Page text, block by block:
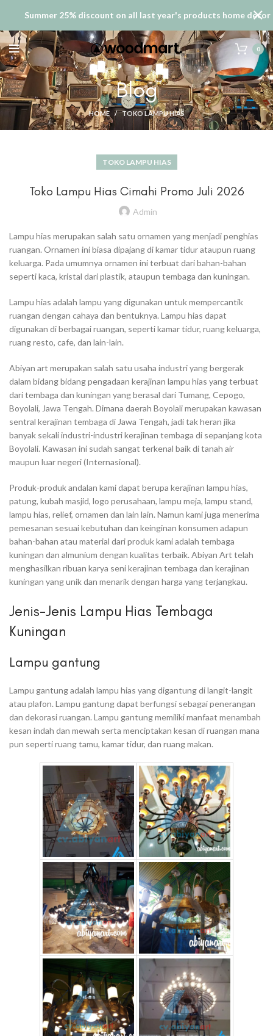
0
Blog
HOME TOKO LAMPU HIAS
TOKO LAMPU HIAS
Toko Lampu Hias Cimahi Promo Juli 2026
Admin
Lampu hias merupakan salah satu ornamen yang menjadi penghias
ruangan. Ornamen ini biasa dipajang di kamar tidur ataupun ruang
keluarga. Pada umumnya ornamen ini terbuat dari bahan-bahan
seperti kaca, kristal dari plastik, ataupun tembaga dan kuningan.
Lampu hias adalah lampu yang digunakan untuk mempercantik
ruangan dengan cahaya dan bentuknya. Lampu hias dapat
digunakan di berbagai ruangan, seperti kamar tidur, ruang keluarga,
ruang resto, cafe, dan lain-lain.
Abiyan art merupakan salah satu usaha industri yang bergerak
dalam bidang bidang pengadaan kerajinan lampu hias yang terbuat
dari tembaga dan kuningan yang berasal dari Tumang, Cepogo,
Boyolali, Jawa Tengah. Dimana daerah Boyolali merupakan kawasan
sentral kerajinan tembaga di Jawa Tengah, jadi tak heran jika
banyak sekali industri-industri kerajinan tembaga di sepanjang kota
Boyolali. Kawasan ini sudah sangat terkenal baik di tanah air
maupun luar negeri (Internasional).
Produk-produk andalan kami dapat berupa kerajinan lampu hias,
patung, kubah masjid, logo perusahaan, lampu meja, lampu stand,
lampu hias, relief, ornamen dan lain lain. Namun kami juga menerima
pemesanan sesuai kebutuhan dan keinginan konsumen adapun
bahan-bahan atau material dari produk kami adalah tembaga
kuningan dan almunium dengan kualitas terbaik. Abiyan Art telah
menghasilkan ribuan karya seni kerajinan tembaga dan kerajinan
kuningan yang unik dan menarik dengan harga yang terjangkau.
Jenis-Jenis Lampu Hias Tembaga
Kuningan
Lampu gantung
Lampu gantung adalah lampu hias yang digantung di langit-langit
atau plafon. Lampu gantung dapat berfungsi sebagai penerangan
dan dekorasi ruangan. Lampu gantung memiliki manfaat menambah
kesan indah dan mewah serta menciptakan kesan di ruangan mana
pun seperti ruang tamu, kamar tidur, dan ruang makan.
Summer 25% discount on all last year's products home decor